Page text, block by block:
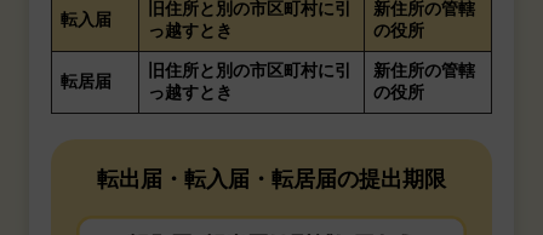
転入届
旧住所と別の市区町村に引
っ越すとき
新住所の管轄
の役所
転居届
旧住所と別の市区町村に引
っ越すとき
新住所の管轄
の役所
転出届・転入届・転居届の提出期限